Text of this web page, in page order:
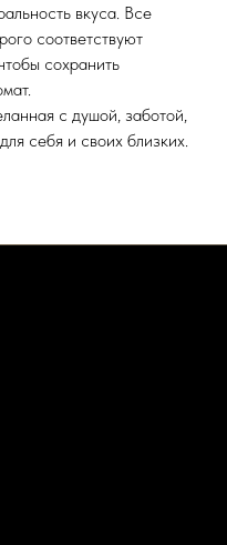
вкуса. Все
соответствуют
сохранить
с душой, заботой,
себя и своих близких.